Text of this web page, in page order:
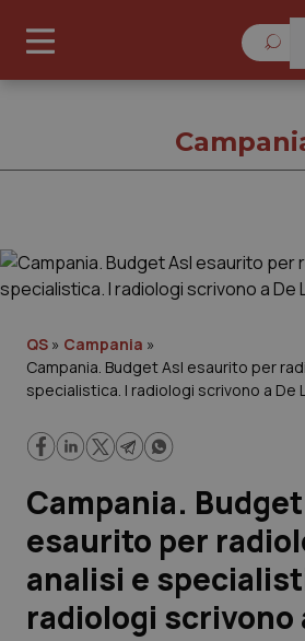
Governo e Parlamento
Regioni e Asl
Lavoro e Professioni
Scienza e Farmaci
Studi e Analisi
QS » Campania »
Campania. Budget Asl esaurito per
specialistica. I radiologi scrivono a De
Campania.
esaurito per
analisi e
radiologi scrivono